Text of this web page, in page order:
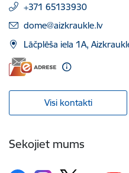
+371 65133930
E-pasts:
dome@aizkraukle.lv
Lāčplēša iela 1A,
Visi kontakti
Sekojiet mums